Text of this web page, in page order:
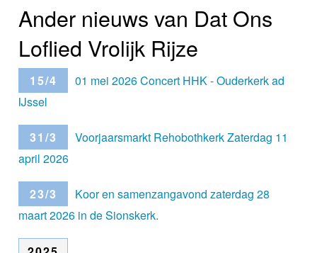
Ander nieuws van Dat Ons
Loflied Vrolijk Rijze
15/4
01 mei 2026 Concert HHK - Ouderkerk ad
IJssel
31/3
Voorjaarsmarkt Rehobothkerk Zaterdag 11
april 2026
23/3
Koor en samenzangavond zaterdag 28
maart 2026 in de Sionskerk.